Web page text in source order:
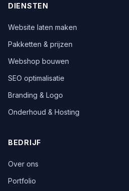
DIENSTEN
Website laten maken
Pakketten & prijzen
Webshop bouwen
SEO optimalisatie
Branding & Logo
Onderhoud & Hosting
BEDRIJF
Over ons
Portfolio